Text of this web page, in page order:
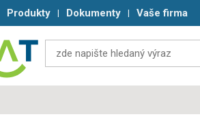
Produkty Dokumenty Vaše firma